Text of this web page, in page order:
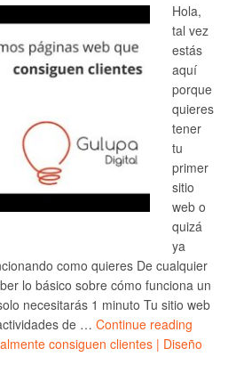
Hola,
tal vez
estás
aquí
porque
quieres
tener
tu
primer
sitio
web o
quizá
ya
como quieres De cualquier
lo básico sobre cómo funciona un
necesitarás 1 minuto Tu sitio web
de … Continue reading
consiguen clientes | Diseño